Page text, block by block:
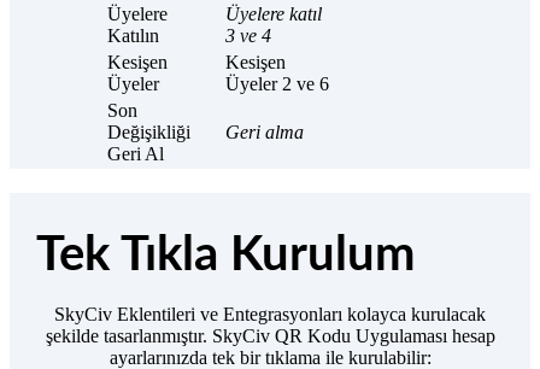
Üyelere
Katılın
Üyelere katıl
3 ve 4
Kesişen
Üyeler
Kesişen
Üyeler 2 ve 6
Son
Değişikliği
Geri Al
Geri alma
Tek Tıkla Kurulum
SkyCiv Eklentileri ve Entegrasyonları kolayca kurulacak
şekilde tasarlanmıştır. SkyCiv QR Kodu Uygulaması hesap
ayarlarınızda tek bir tıklama ile kurulabilir: